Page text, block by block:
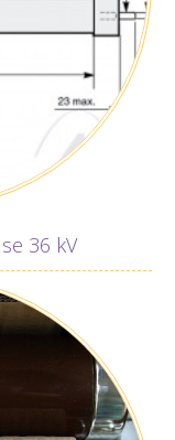
36 kV